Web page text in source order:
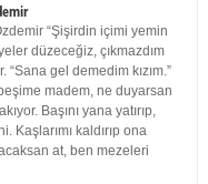
“Şişirdin içimi yemin
düzeceğiz, çıkmazdım
gel demedim kızım.”
madem, ne duyarsan
Başını yana yatırıp,
Kaşlarımı kaldırıp ona
at, ben mezeleri